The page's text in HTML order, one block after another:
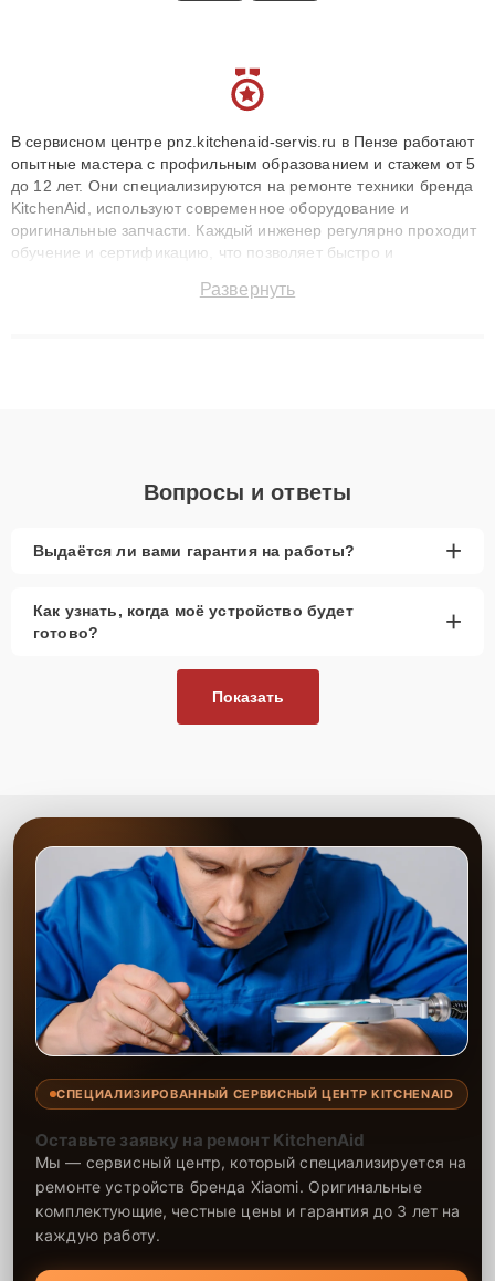
В сервисном центре pnz.kitchenaid-servis.ru в Пензе работают
опытные мастера с профильным образованием и стажем от 5
до 12 лет. Они специализируются на ремонте техники бренда
KitchenAid, используют современное оборудование и
оригинальные запчасти. Каждый инженер регулярно проходит
обучение и сертификацию, что позволяет быстро и
сохранением гарантии до 3 лет. Наши мастера решают
Развернуть
Вопросы и ответы
Выдаётся ли вами гарантия на работы? +
Как узнать, когда моё устройство будет
готово?
+
Показать
СПЕЦИАЛИЗИРОВАННЫЙ СЕРВИСНЫЙ ЦЕНТР KITCHENAID
Оставьте заявку на ремонт KitchenAid
Мы — сервисный центр, который специализируется на
ремонте устройств бренда Xiaomi. Оригинальные
комплектующие, честные цены и гарантия до 3 лет на
каждую работу.